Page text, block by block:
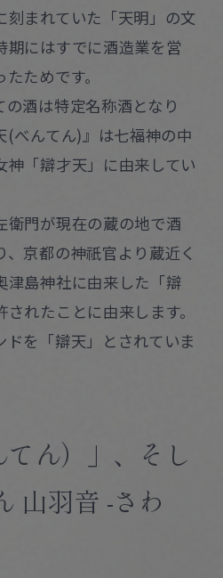
刻まれていた「天明」の文
期にはすでに酒造業を営
ためです。
酒は特定名称酒となり
(べんてん)』は七福神の中
神「辯才天」に由来してい
衛門が現在の蔵の地で酒
京都の神祇官より蔵近く
津島神社に由来した「辯
れたことに由来します。
を「辯天」とされていま
てん）」、そし
山羽音 -さわ